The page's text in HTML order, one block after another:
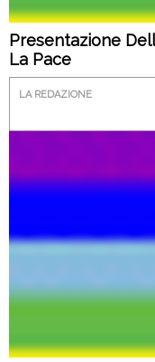
Presentazione
La Pace
LA REDAZIONE